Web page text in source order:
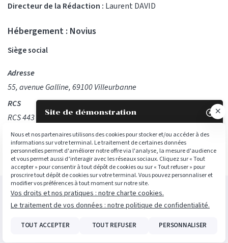
Directeur de la Rédaction : Laurent DAVID
Hébergement : Novius
Siège social
Adresse
55, avenue Galline, 69100 Villeurbanne
RCS
RCS 443 207 154 Villeurbanne
Téléphone
04 27 46 20 00
Mentions légales et RGPD Plan du siteGestion des cookies
Charte cookiesPolitique de confidentialité
Site de démonstration 
Pour nous contacter :
Service commercial
05 49 41 72 58
Service client
05 49 60 31 98
Nous et nos partenaires utilisons des cookies pour stocker et/ou accéder à des
informations sur votre terminal. Le traitement de certaines données
personnelles permet d'améliorer notre offre via l'analyse, la mesure d'audience
et vous permet aussi d’interagir avec les réseaux sociaux. Cliquez sur « Tout
accepter » pour consentir à tout dépôt de cookies ou sur « Tout refuser » pour
proscrire tout dépôt de cookies sur votre terminal. Vous pouvez personnaliser et
modifier vos préférences à tout moment sur notre site.
Vos droits et nos pratiques : notre charte cookies.
Le traitement de vos données : notre politique de confidentialité.
TOUT ACCEPTER TOUT REFUSER PERSONNALISER